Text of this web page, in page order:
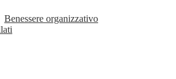
Benessere organizzativo